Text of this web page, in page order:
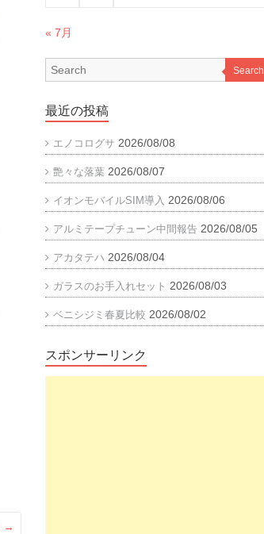
→
« 7月
Search
最近の投稿
エノコログサ 2026/08/08
艶々な落葉 2026/08/07
イオンモバイルSIM導入 2026/08/06
アルミテープチューン中間報告 2026/08/05
アカタテハ 2026/08/04
ガラスのお手入れセット 2026/08/03
ベニシジミ春夏比較 2026/08/02
スポンサーリンク